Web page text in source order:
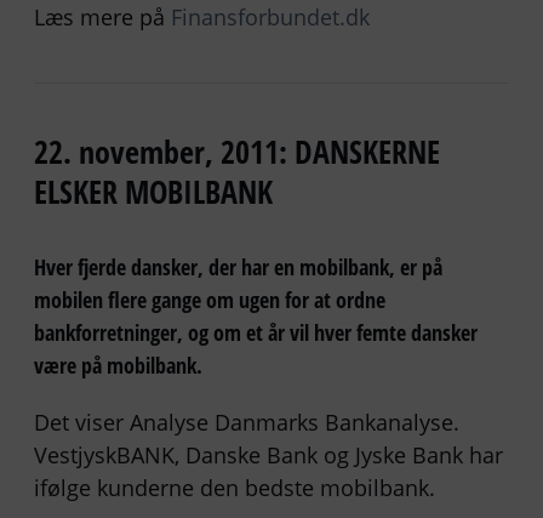
Læs mere på Finansforbundet.dk
22. november, 2011: DANSKERNE
ELSKER MOBILBANK
Hver fjerde dansker, der har en mobilbank, er på
mobilen flere gange om ugen for at ordne
bankforretninger, og om et år vil hver femte dansker
være på mobilbank.
Det viser Analyse Danmarks Bankanalyse.
VestjyskBANK, Danske Bank og Jyske Bank har
ifølge kunderne den bedste mobilbank.